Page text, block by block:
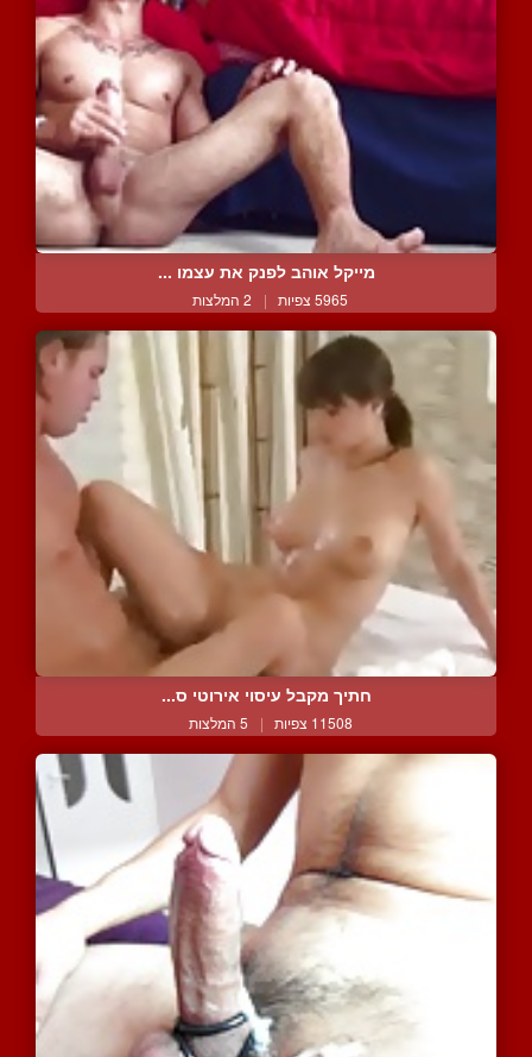
מייקל אוהב לפנק את עצמו ...
5965 צפיות | 2 המלצות
חתיך מקבל עיסוי אירוטי ס...
11508 צפיות | 5 המלצות